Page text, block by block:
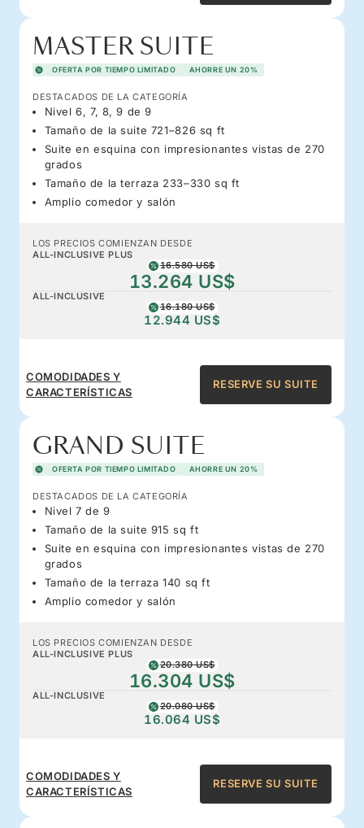
MASTER SUITE
OFERTA POR TIEMPO LIMITADO AHORRE UN 20%
DESTACADOS DE LA CATEGORÍA
Nivel 6, 7, 8, 9 de 9
Tamaño de la suite 721–826 sq ft
Suite en esquina con impresionantes vistas de 270
grados
Tamaño de la terraza 233–330 sq ft
Amplio comedor y salón
LOS PRECIOS COMIENZAN DESDE
ALL-INCLUSIVE PLUS
16.580 US$
13.264 US$
ALL-INCLUSIVE
16.180 US$
12.944 US$
COMODIDADES Y
CARACTERÍSTICAS
RESERVE SU SUITE
GRAND SUITE
OFERTA POR TIEMPO LIMITADO AHORRE UN 20%
DESTACADOS DE LA CATEGORÍA
Nivel 7 de 9
Tamaño de la suite 915 sq ft
Suite en esquina con impresionantes vistas de 270
grados
Tamaño de la terraza 140 sq ft
Amplio comedor y salón
LOS PRECIOS COMIENZAN DESDE
ALL-INCLUSIVE PLUS
20.380 US$
16.304 US$
ALL-INCLUSIVE
20.080 US$
16.064 US$
COMODIDADES Y
CARACTERÍSTICAS
RESERVE SU SUITE